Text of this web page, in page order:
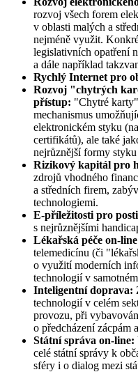
rozvoj všech forem
v oblasti malých a
nejméně využit.
legislativních opatření
a dále například
Rychlý Internet pro
Rozvoj "chytrých
přístup: "Chytré
mechanismus
elektronickém styku
certifikátů), ale také
nejrůznější formy
Rizikový kapitál pro
zdrojů vhodného
a středních firem,
technologiemi.
E-příležitosti pro
s nejrůznějšími
Lékařská péče on-
telemedicínu (či
o využití moderních
technologií v
Inteligentní doprava:
technologií v celém
provozu, při
o předcházení zácpám
Státní správa on-line:
celé státní správy k
sféry i o dialog mezi